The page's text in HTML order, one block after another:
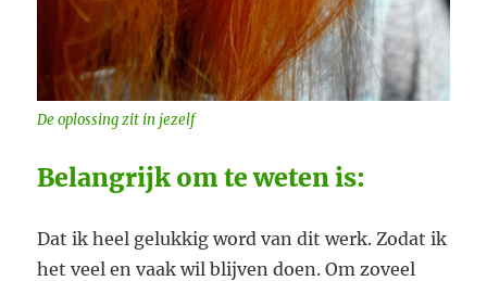
De oplossing zit in jezelf
Belangrijk om te weten is:
Dat ik heel gelukkig word van dit werk. Zodat ik
het veel en vaak wil blijven doen. Om zoveel